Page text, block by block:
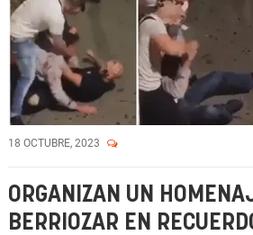
18 OCTUBRE, 2023
ORGANIZAN UN
BERRIOZAR EN